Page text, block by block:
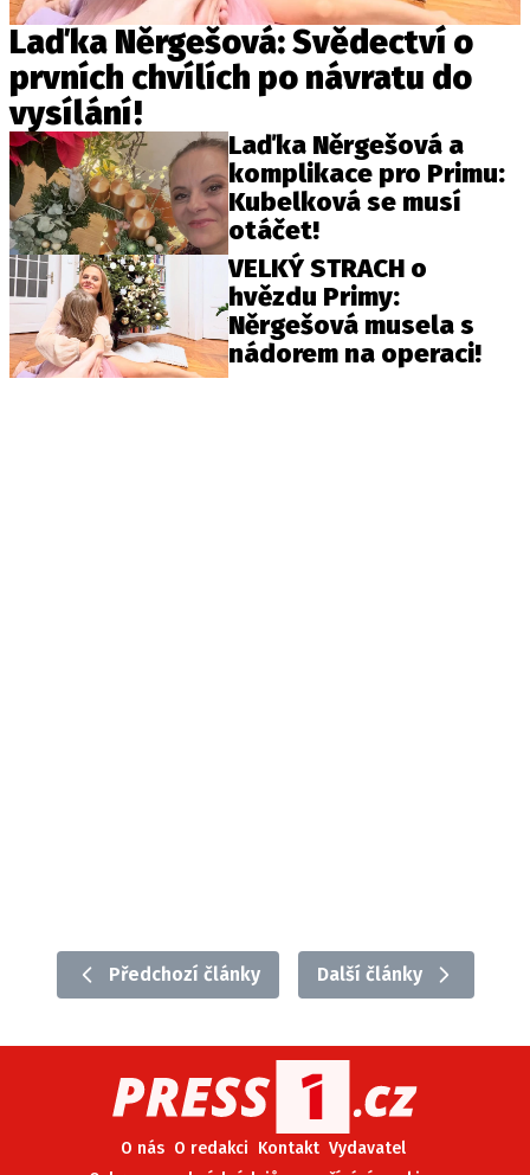
Laďka Něrgešová: Svědectví o
prvních chvílích po návratu do
vysílání!
Laďka Něrgešová a
komplikace pro Primu:
Kubelková se musí
otáčet!
VELKÝ STRACH o
hvězdu Primy:
Něrgešová musela s
nádorem na operaci!
Předchozí články Další články
O nás O redakci Kontakt Vydavatel